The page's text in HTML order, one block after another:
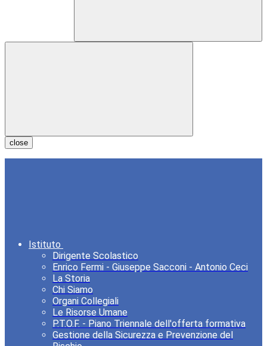
close
Istituto
Dirigente Scolastico
Enrico Fermi - Giuseppe Sacconi - Antonio Ceci
La Storia
Chi Siamo
Organi Collegiali
Le Risorse Umane
P.T.O.F. - Piano Triennale dell'offerta formativa
Gestione della Sicurezza e Prevenzione del